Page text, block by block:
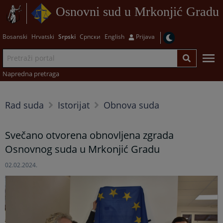
Osnovni sud u Mrkonjić Gradu
Bosanski Hrvatski Srpski Српски English Prijava
Napredna pretraga
Rad suda Istorijat Obnova suda
Svečano otvorena obnovljena zgrada
Osnovnog suda u Mrkonjić Gradu
02.02.2024.